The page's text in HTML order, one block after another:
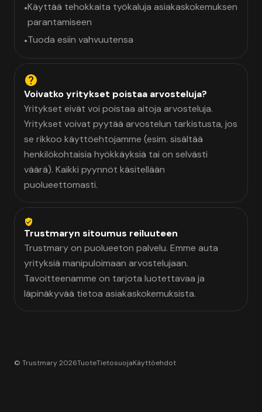
•Käyttää tehokkaita työkaluja asiakaskokemuksen
parantamiseen
•Tuoda esiin vahvuutensa
Voivatko yritykset poistaa arvosteluja?
Yritykset eivät voi poistaa aitoja arvosteluja.
Yritykset voivat pyytää arvostelun tarkistusta, jos
se rikkoo käyttöehtojamme (esim. sisältää
henkilökohtaisia hyökkäyksiä tai on selvästi
väärä). Kaikki pyynnöt käsitellään
puolueettomasti.
Trustmaryn sitoumus reiluuteen
Trustmary on puolueeton palvelu. Emme auta
yrityksiä manipuloimaan arvostelujaan.
Tavoitteenamme on tarjota luotettavaa ja
läpinäkyvää tietoa asiakaskokemuksista.
© Trustmary 2026TuoteTietosuojaKäyttöehdot